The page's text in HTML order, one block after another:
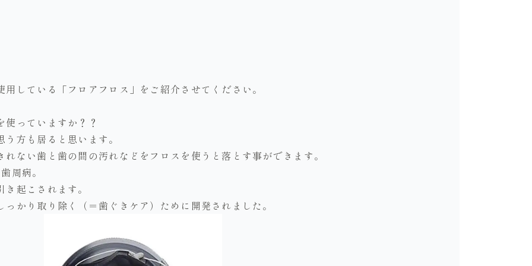
している「フロアフロス」をご紹介させてください。
っていますか？？
方も居ると思います。
ない歯と歯の間の汚れなどをフロスを使うと落とす事ができます。
周病。
起こされます。
かり取り除く（＝歯ぐきケア）ために開発されました。